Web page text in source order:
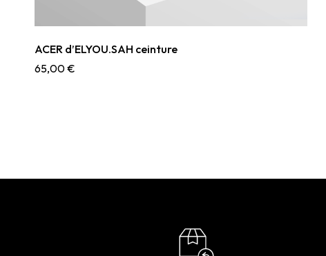
ACER d’ELYOU.SAH ceinture
65,00€